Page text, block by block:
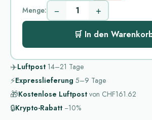
Menge: − +
🛒 In den
✈️Luftpost 14–21 Tage
⚡Expresslieferung 5–9 Tage
🎁Kostenlose Luftpost von CHF161.62
🔒Krypto-Rabatt −10%